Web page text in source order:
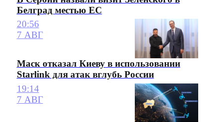
Белград местью ЕС
20:56
7 АВГ
Маск отказал Киеву в использовании
Starlink для атак вглубь России
19:14
7 АВГ